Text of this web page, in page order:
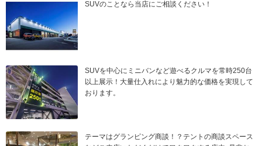
SUVのことなら当店にご相談ください！
SUVを中心にミニバンなど遊べるクルマを常時250台
以上展示！大量仕入れにより魅力的な価格を実現して
おります。
テーマはグランピング商談！？テントの商談スペース